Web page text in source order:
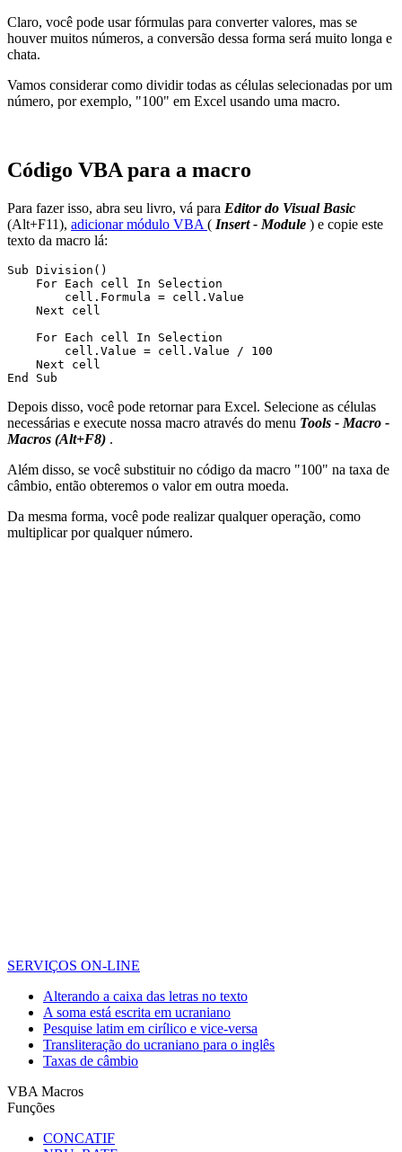
Claro, você pode usar fórmulas para converter valores, mas se
houver muitos números, a conversão dessa forma será muito longa e
chata.
Vamos considerar como dividir todas as células selecionadas por um
número, por exemplo, "100" em Excel usando uma macro.
Código VBA para a macro
Para fazer isso, abra seu livro, vá para Editor do Visual Basic
(Alt+F11), adicionar módulo VBA ( Insert - Module ) e copie este
texto da macro lá:
Sub Division()
    For Each cell In Selection
        cell.Formula = cell.Value
    Next cell
    For Each cell In Selection
        cell.Value = cell.Value / 100
    Next cell
Depois disso, você pode retornar para Excel. Selecione as células
necessárias e execute nossa macro através do menu Tools - Macro -
Macros (Alt+F8) .
Além disso, se você substituir no código da macro "100" na taxa de
câmbio, então obteremos o valor em outra moeda.
Da mesma forma, você pode realizar qualquer operação, como
multiplicar por qualquer número.
SERVIÇOS ON-LINE
Alterando a caixa das letras no texto
A soma está escrita em ucraniano
Pesquise latim em cirílico e vice-versa
Transliteração do ucraniano para o inglês
Taxas de câmbio
VBA Macros
Funções
CONCATIF